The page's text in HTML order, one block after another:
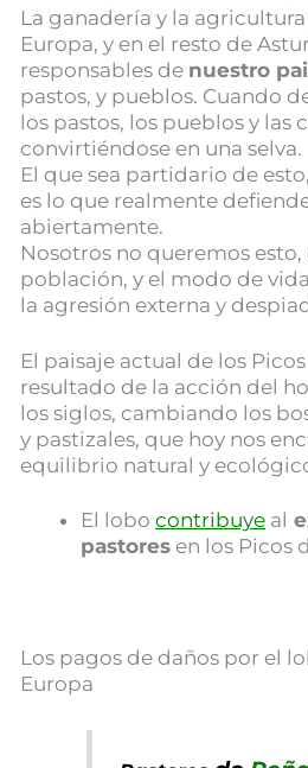
La ganadería y la
Europa, y en el resto de
responsables de nuestro
pastos, y pueblos. Cuando
los pastos, los pueblos y las
convirtiéndose en una selva.
El que sea partidario de
es lo que realmente
abiertamente.
Nosotros no queremos
población, y el modo de
la agresión externa y
El paisaje actual de los
resultado de la acción del
los siglos, cambiando los
y pastizales, que hoy nos
equilibrio natural y
El lobo contribuye al
pastores en los Picos
Los pagos de daños por el
Europa